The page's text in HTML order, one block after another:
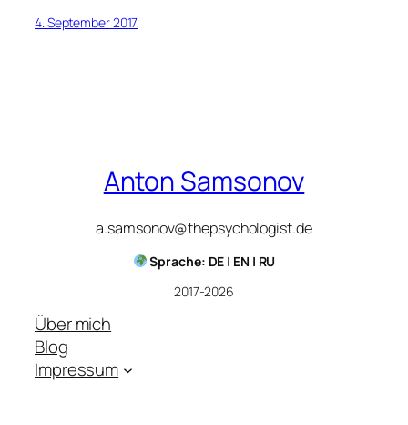
4. September 2017
Anton Samsonov
a.samsonov@thepsychologist.de
Sprache: DE | EN | RU
2017-2026
Über mich
Blog
Impressum